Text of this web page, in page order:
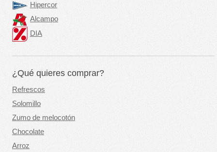
Hipercor
Alcampo
DIA
¿Qué quieres comprar?
Refrescos
Solomillo
Zumo de melocotón
Chocolate
Arroz